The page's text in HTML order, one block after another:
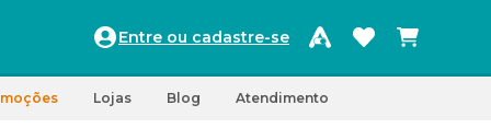
Entre ou cadastre-se
Lojas Blog Atendimento